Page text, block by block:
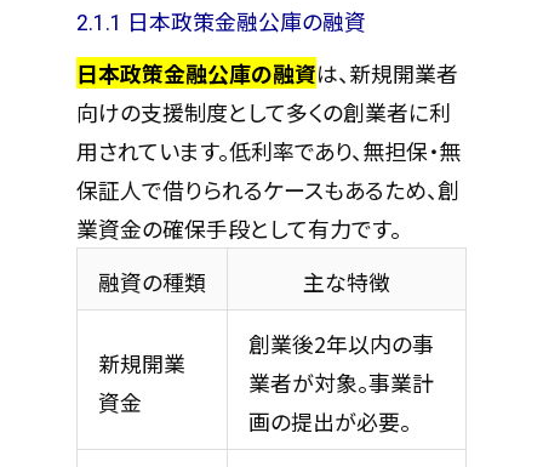
2.1.1 日本政策金融公庫の融資
日本政策金融公庫の融資は、新規開業者
向けの支援制度として多くの創業者に利
用されています。低利率であり、無担保・無
保証人で借りられるケースもあるため、創
業資金の確保手段として有力です。
融資の種類
主な特徴
新規開業
資金
創業後2年以内の事
業者が対象。事業計
画の提出が必要。